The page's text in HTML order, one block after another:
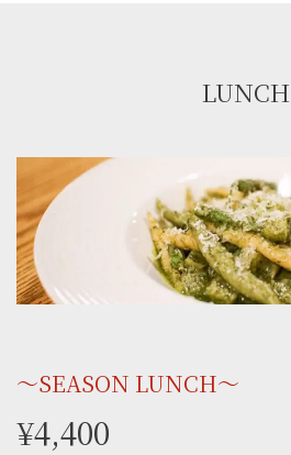
LUNCH
〜SEASON LUNCH〜
¥4,400